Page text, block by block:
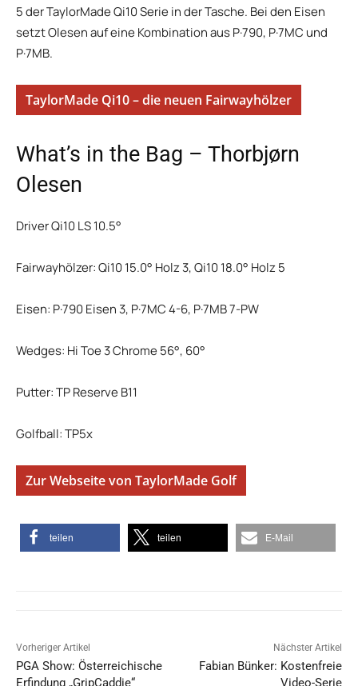
5 der TaylorMade Qi10 Serie in der Tasche. Bei den Eisen
setzt Olesen auf eine Kombination aus P·790, P·7MC und
P·7MB.
TaylorMade Qi10 – die neuen Fairwayhölzer
What’s in the Bag – Thorbjørn
Olesen
Driver Qi10 LS 10.5°
Fairwayhölzer: Qi10 15.0° Holz 3, Qi10 18.0° Holz 5
Eisen: P·790 Eisen 3, P·7MC 4-6, P·7MB 7-PW
Wedges: Hi Toe 3 Chrome 56°, 60°
Putter: TP Reserve B11
Golfball: TP5x
Zur Webseite von TaylorMade Golf
teilen teilen E-Mail
Vorheriger Artikel
PGA Show: Österreichische
Erfindung „GripCaddie“
Nächster Artikel
Fabian Bünker: Kostenfreie
Video-Serie